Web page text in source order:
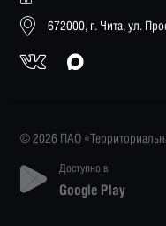
672000, г. Чита, ул.
© 2026 ПАО
Доступно в
Google Play